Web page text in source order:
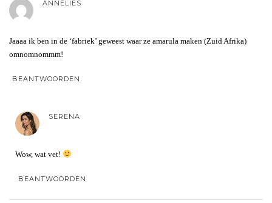
ANNELIES
Jaaaa ik ben in de ‘fabriek’ geweest waar ze amarula maken (Zuid Afrika)
omnomnommm!
BEANTWOORDEN
SERENA
Wow, wat vet!
BEANTWOORDEN